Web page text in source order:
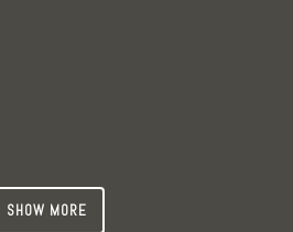
SHOW MORE